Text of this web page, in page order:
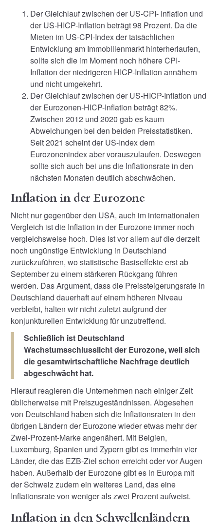
Der Gleichlauf zwischen der US-CPI- Inflation und
der US-HICP-Inflation beträgt 98 Prozent. Da die
Mieten im US-CPI-Index der tatsächlichen
Entwicklung am Immobilienmarkt hinterherlaufen,
sollte sich die im Moment noch höhere CPI-
Inflation der niedrigeren HICP-Inflation annähern
und nicht umgekehrt.
Der Gleichlauf zwischen der US-HICP-Inflation und
der Eurozonen-HICP-Inflation beträgt 82%.
Zwischen 2012 und 2020 gab es kaum
Abweichungen bei den beiden Preisstatistiken.
Seit 2021 scheint der US-Index dem
Eurozonenindex aber vorauszulaufen. Deswegen
sollte sich auch bei uns die Inflationsrate in den
nächsten Monaten deutlich abschwächen.
Inflation in der Eurozone
Nicht nur gegenüber den USA, auch im internationalen
Vergleich ist die Inflation in der Eurozone immer noch
vergleichsweise hoch. Dies ist vor allem auf die derzeit
noch ungünstige Entwicklung in Deutschland
zurückzuführen, wo statistische Basiseffekte erst ab
September zu einem stärkeren Rückgang führen
werden. Das Argument, dass die Preissteigerungsrate in
Deutschland dauerhaft auf einem höheren Niveau
verbleibt, halten wir nicht zuletzt aufgrund der
konjunkturellen Entwicklung für unzutreffend.
Schließlich ist Deutschland
Wachstumsschlusslicht der Eurozone, weil sich
die gesamtwirtschaftliche Nachfrage deutlich
abgeschwächt hat.
Hierauf reagieren die Unternehmen nach einiger Zeit
üblicherweise mit Preiszugeständnissen. Abgesehen
von Deutschland haben sich die Inflationsraten in den
übrigen Ländern der Eurozone wieder etwas mehr der
Zwei-Prozent-Marke angenähert. Mit Belgien,
Luxemburg, Spanien und Zypern gibt es immerhin vier
Länder, die das EZB-Ziel schon erreicht oder vor Augen
haben. Außerhalb der Eurozone gibt es in Europa mit
der Schweiz zudem ein weiteres Land, das eine
Inflationsrate von weniger als zwei Prozent aufweist.
Inflation in den Schwellenländern